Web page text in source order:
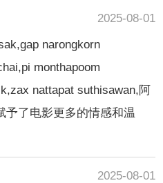
2025-08-01
narongkorn
monthapoom
nattapat suthisawan,阿
予了电影更多的情感和温
2025-08-01